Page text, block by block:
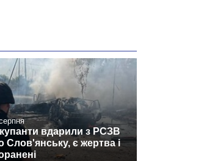
вдарили з РСЗВ
Слов'янську, є жертва і